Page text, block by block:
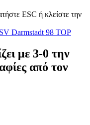
ESC ή κλείστε την
SV Darmstadt 98 TOP
με 3-0 την
από τον